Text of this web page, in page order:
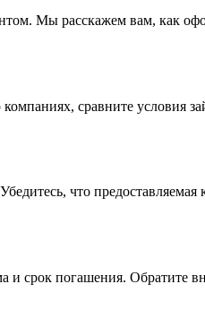
Мы расскажем вам, как
сравните условия
что предоставляемая
и срок погашения. Обратите